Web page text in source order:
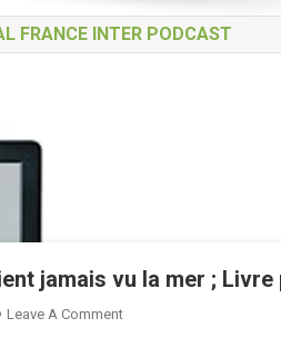
FRANCE INTER PODCAST
jamais vu la mer ;
Leave A Comment